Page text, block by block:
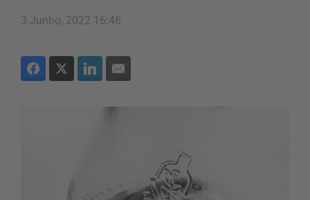
3 Junho, 2022 16:46